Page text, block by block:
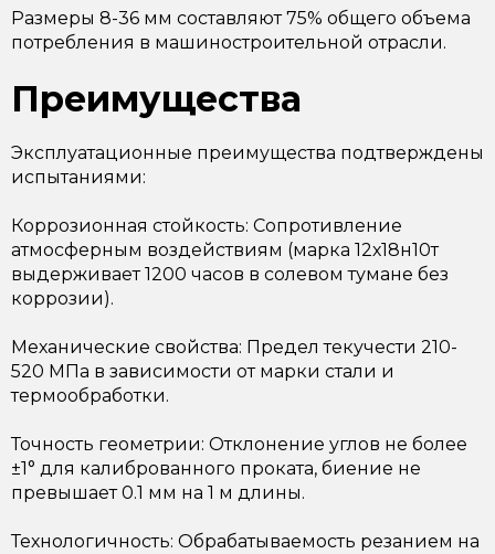
Размеры 8-36 мм составляют 75% общего объема
потребления в машиностроительной отрасли.
Преимущества
Эксплуатационные преимущества подтверждены
испытаниями:
Коррозионная стойкость: Сопротивление
атмосферным воздействиям (марка 12х18н10т
выдерживает 1200 часов в солевом тумане без
коррозии).
Механические свойства: Предел текучести 210-
520 МПа в зависимости от марки стали и
термообработки.
Точность геометрии: Отклонение углов не более
±1° для калиброванного проката, биение не
превышает 0.1 мм на 1 м длины.
Технологичность: Обрабатываемость резанием на